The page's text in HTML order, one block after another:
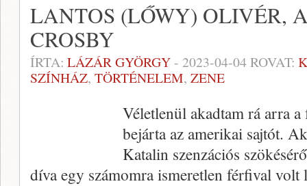
LANTOS (LŐWY) OLIVÉR,
CROSBY
ÍRTA: LÁZÁR GYÖRGY- 2023-04-04ROVAT:
SZÍNHÁZ, TÖRTÉNELEM, ZENE
Véletlenül akadtam rá arra
bejárta az amerikai sajtót.
Katalin szenzációs
díva egy számomra ismeretlen férfival volt